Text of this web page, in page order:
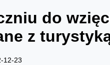
do
z
12-23